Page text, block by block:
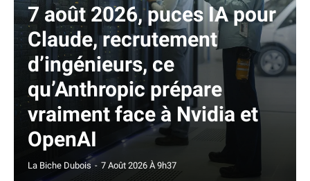
7 août 2026, puces IA pour
Claude, recrutement
d’ingénieurs, ce
qu’Anthropic prépare
vraiment face à Nvidia et
OpenAI
La Biche Dubois - 7 Août 2026 À 9h37